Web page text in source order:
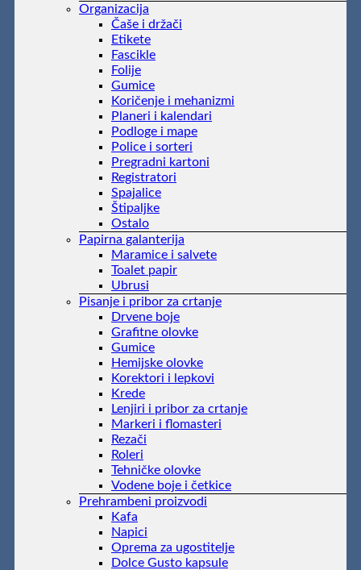
Organizacija
Čaše i držači
Etikete
Fascikle
Folije
Gumice
Koričenje i mehanizmi
Planeri i kalendari
Podloge i mape
Police i sorteri
Pregradni kartoni
Registratori
Spajalice
Štipaljke
Ostalo
Papirna galanterija
Maramice i salvete
Toalet papir
Ubrusi
Pisanje i pribor za crtanje
Drvene boje
Grafitne olovke
Gumice
Hemijske olovke
Korektori i lepkovi
Krede
Lenjiri i pribor za crtanje
Markeri i flomasteri
Rezači
Roleri
Tehničke olovke
Vodene boje i četkice
Prehrambeni proizvodi
Kafa
Napici
Oprema za ugostitelje
Dolce Gusto kapsule